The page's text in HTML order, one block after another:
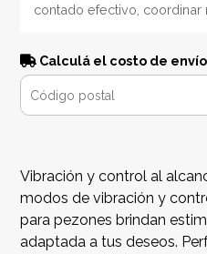
contado efectivo,
Calculá el costo de envío
Vibración y control al
modos de vibración y
para pezones brindan
adaptada a tus deseos.